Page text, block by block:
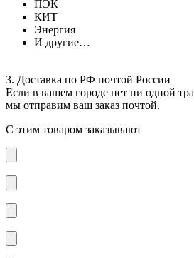
ПЭК
КИТ
Энергия
И другие…
3. Доставка по РФ почтой России
Если в вашем городе нет ни одной
мы отправим ваш заказ почтой.
С этим товаром заказывают